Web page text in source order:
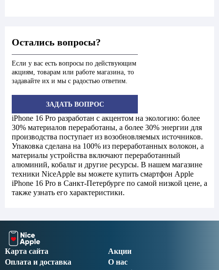
Остались вопросы?
Если у вас есть вопросы по действующим
акциям, товарам или работе магазина, то
задавайте их и мы с радостью ответим.
ЗАДАТЬ ВОПРОС
iPhone 16 Pro разработан с акцентом на экологию: более
30% материалов переработаны, а более 30% энергии для
производства поступает из возобновляемых источников.
Упаковка сделана на 100% из переработанных волокон, а
материалы устройства включают переработанный
алюминий, кобальт и другие ресурсы. В нашем магазине
техники NiceApple вы можете купить смартфон Apple
iPhone 16 Pro в Санкт-Петербурге по самой низкой цене, а
также узнать его характеристики.
Акции
О нас
Оплата и доставка
Карта сайта